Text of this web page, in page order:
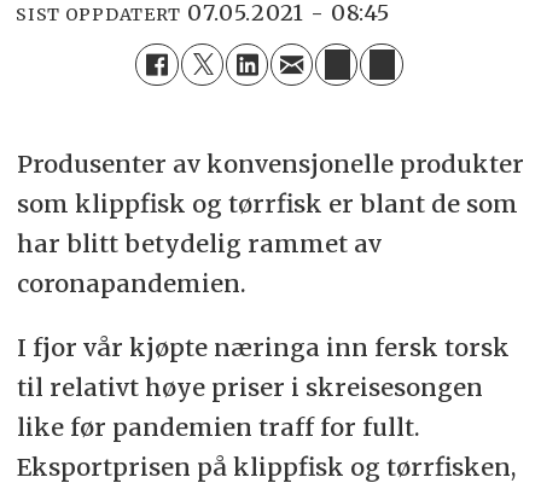
SIST OPPDATERT 07.05.2021 - 08:45
Produsenter av konvensjonelle produkter
som klippfisk og tørrfisk er blant de som
har blitt betydelig rammet av
coronapandemien.
I fjor vår kjøpte næringa inn fersk torsk
til relativt høye priser i skreisesongen
like før pandemien traff for fullt.
Eksportprisen på klippfisk og tørrfisken,